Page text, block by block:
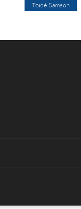
Toïdé Samson